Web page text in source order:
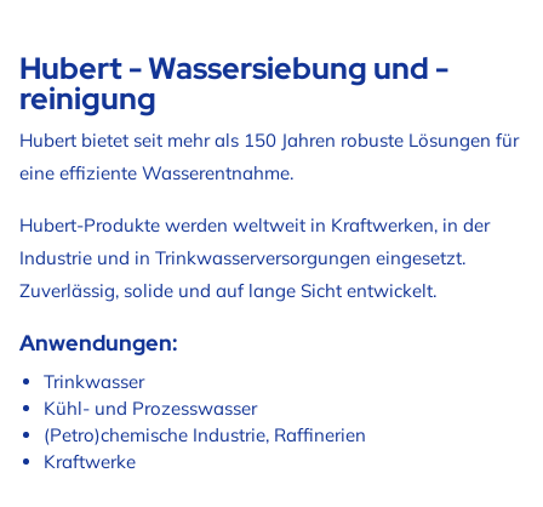
Hubert - Wassersiebung und -
reinigung
Hubert bietet seit mehr als 150 Jahren robuste Lösungen für
eine effiziente Wasserentnahme.
Hubert-Produkte werden weltweit in Kraftwerken, in der
Industrie und in Trinkwasserversorgungen eingesetzt.
Zuverlässig, solide und auf lange Sicht entwickelt.
Anwendungen:
Trinkwasser
Kühl- und Prozesswasser
(Petro)chemische Industrie, Raffinerien
Kraftwerke